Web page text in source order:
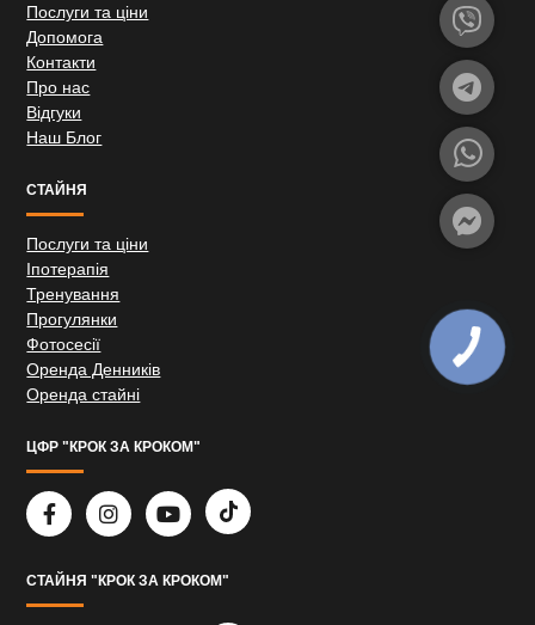
Послуги та ціни
Допомога
Контакти
Про нас
Відгуки
Наш Блог
СТАЙНЯ
Послуги та ціни
Іпотерапія
Тренування
Прогулянки
Фотосесії
Оренда Денників
Оренда стайні
ЦФР "КРОК ЗА КРОКОМ"
СТАЙНЯ "КРОК ЗА КРОКОМ"